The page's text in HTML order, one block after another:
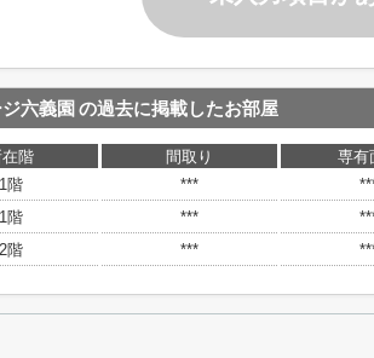
六義園 の過去に掲載したお部屋
在階 間取り 専有
1階
***
1階
***
2階
***